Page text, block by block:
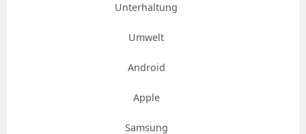
Unterhaltung
Umwelt
Android
Apple
Samsung